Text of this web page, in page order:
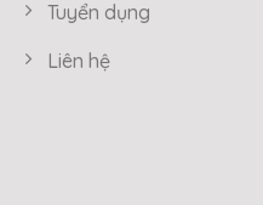
Tuyển dụng
Liên hệ